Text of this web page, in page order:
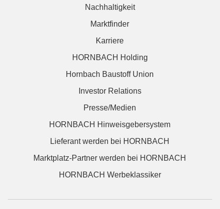
Nachhaltigkeit
Marktfinder
Karriere
HORNBACH Holding
Hornbach Baustoff Union
Investor Relations
Presse/Medien
HORNBACH Hinweisgebersystem
Lieferant werden bei HORNBACH
Marktplatz-Partner werden bei HORNBACH
HORNBACH Werbeklassiker